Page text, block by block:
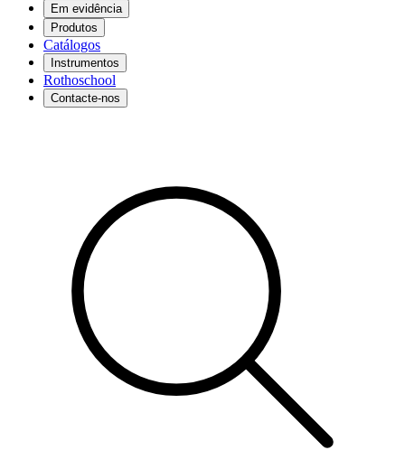
Em evidência
Produtos
Catálogos
Instrumentos
Rothoschool
Contacte-nos